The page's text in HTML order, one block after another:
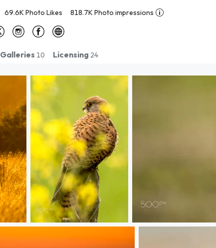
69.6K Photo Likes 818.7K Photo impressions
Galleries 10 Licensing 24
20190302 Doñana - 866